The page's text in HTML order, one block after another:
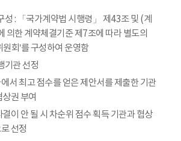
성 : 「국가계약법 시행령」 제43조 및 (계
의한 계약체결기준 제7조에 따라 별도의
원회’를 구성하여 운영함
기관 선정
서 최고 점수를 얻은 제안서를 제출한 기관
권 부여
결이 안 될 시 차순위 점수 획득 기관과 협상
선정